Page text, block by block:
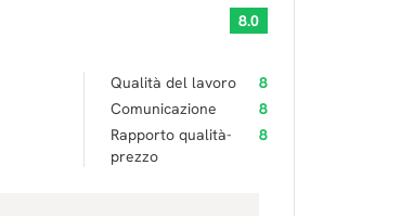
8.0
Qualità del lavoro
8
Comunicazione
8
Rapporto qualità-
prezzo
8